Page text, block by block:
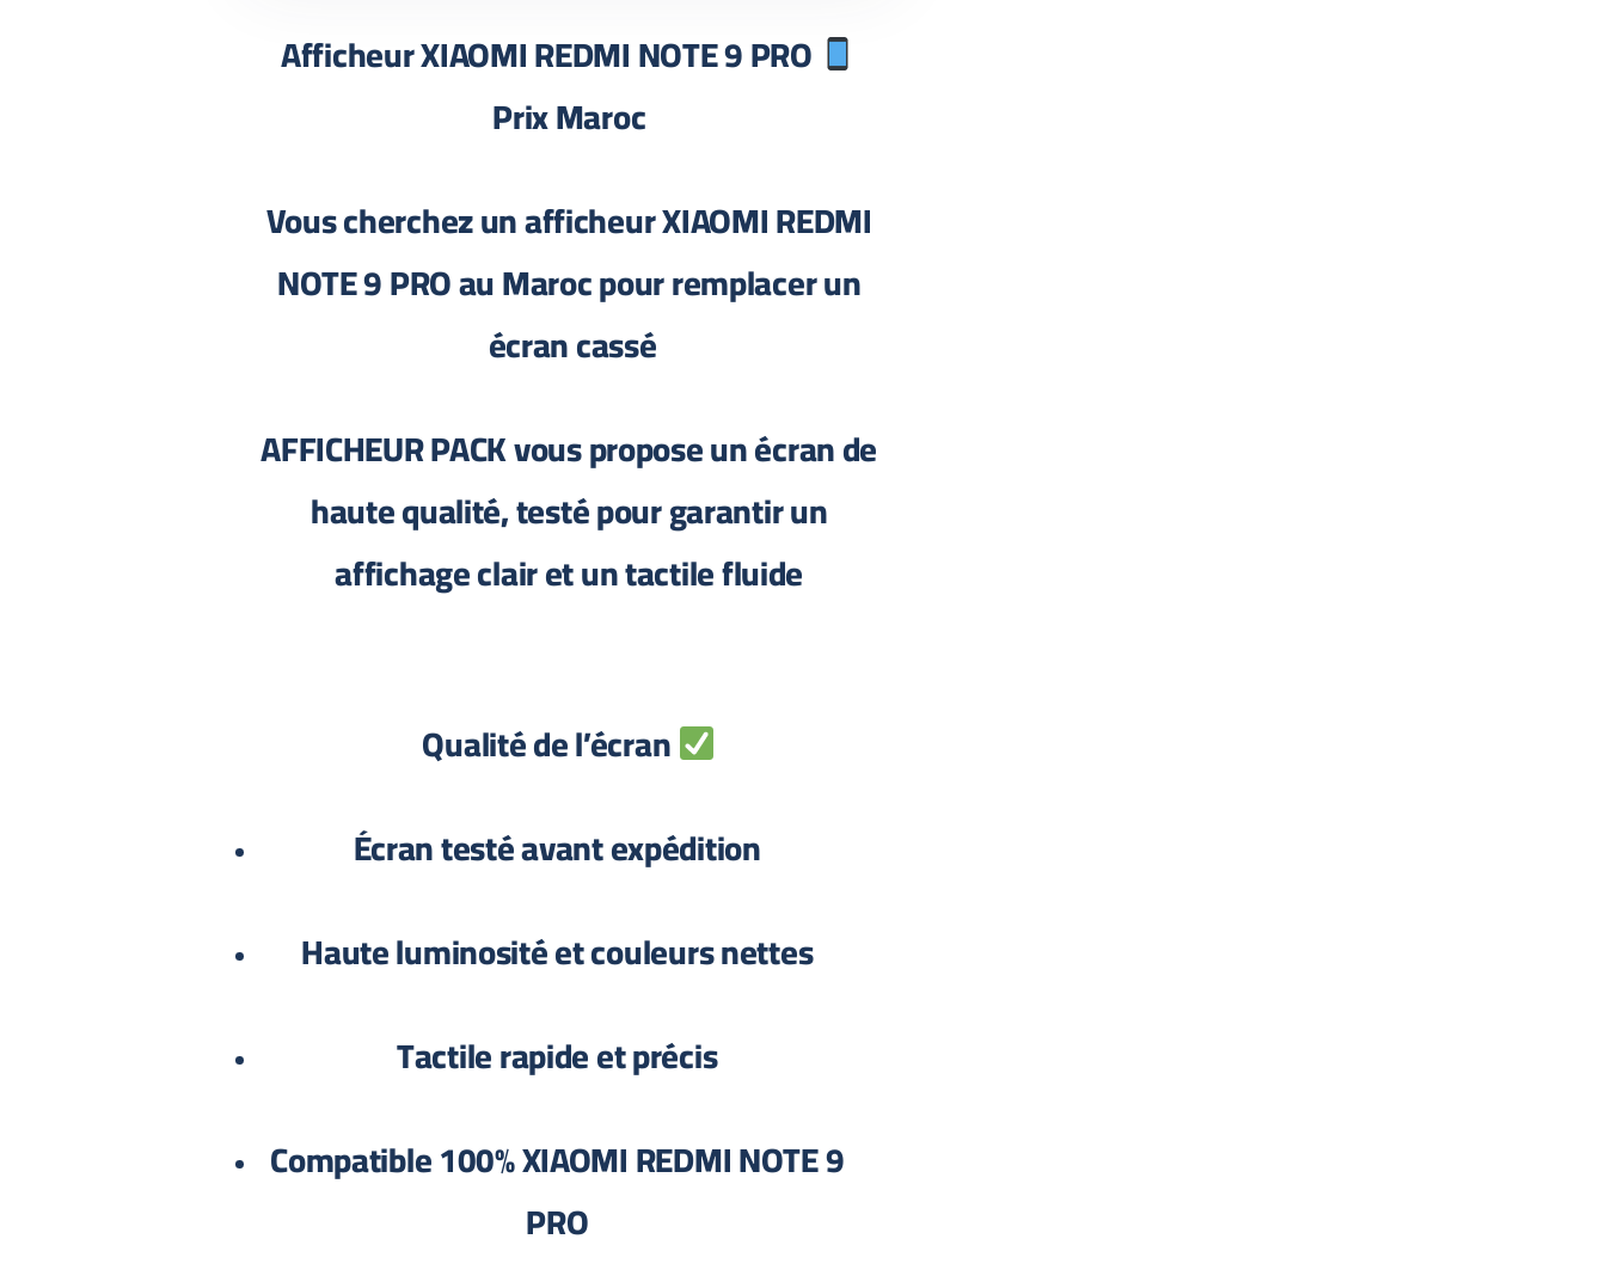
Afficheur XIAOMI REDMI NOTE 9 PRO
Prix Maroc
Vous cherchez un afficheur XIAOMI REDMI
NOTE 9 PRO au Maroc pour remplacer un
écran cassé
AFFICHEUR PACK vous propose un écran de
haute qualité, testé pour garantir un
affichage clair et un tactile fluide
Écran testé avant expédition
Haute luminosité et couleurs nettes
Tactile rapide et précis
Compatible 100% XIAOMI REDMI NOTE 9
PRO